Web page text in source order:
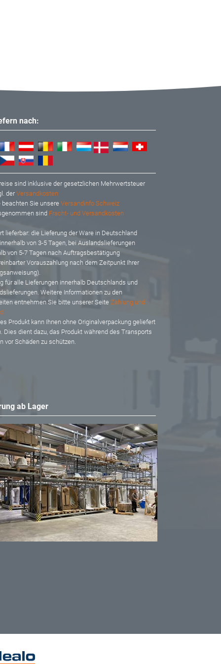
nach:
sind inklusive der gesetzlichen Mehrwertsteuer
derVersandkosten
Sie unsereVersandinfo Schweiz
sind Fracht- und Versandkosten
lieferbar: die Lieferung der Ware in Deutschland
von 3-5 Tagen, bei Auslandslieferungen
von 5-7 Tagen nach Auftragsbestätigung
Vorauszahlung nach dem Zeitpunkt Ihrer
für alle Lieferungen innerhalb Deutschlands und
Weitere Informationen zu den
entnehmen Sie bitte unserer Seite Zahlung und
Produkt kann Ihnen ohne Originalverpackung geliefert
Dies dient dazu, das Produkt während des Transports
vor Schäden zu schützen.
ab Lager